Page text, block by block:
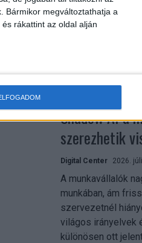
Bármikor megváltoztathatja a
rákattint az oldal alján
A 2026-os
közszolgálati
technológiai
– írja a
az átlagos
Shadow AI a
szerezhetik
Digital Center 2026.
A munkavállalók
munkában, ám
szervezetnél
világos irányelvek
különösen ott